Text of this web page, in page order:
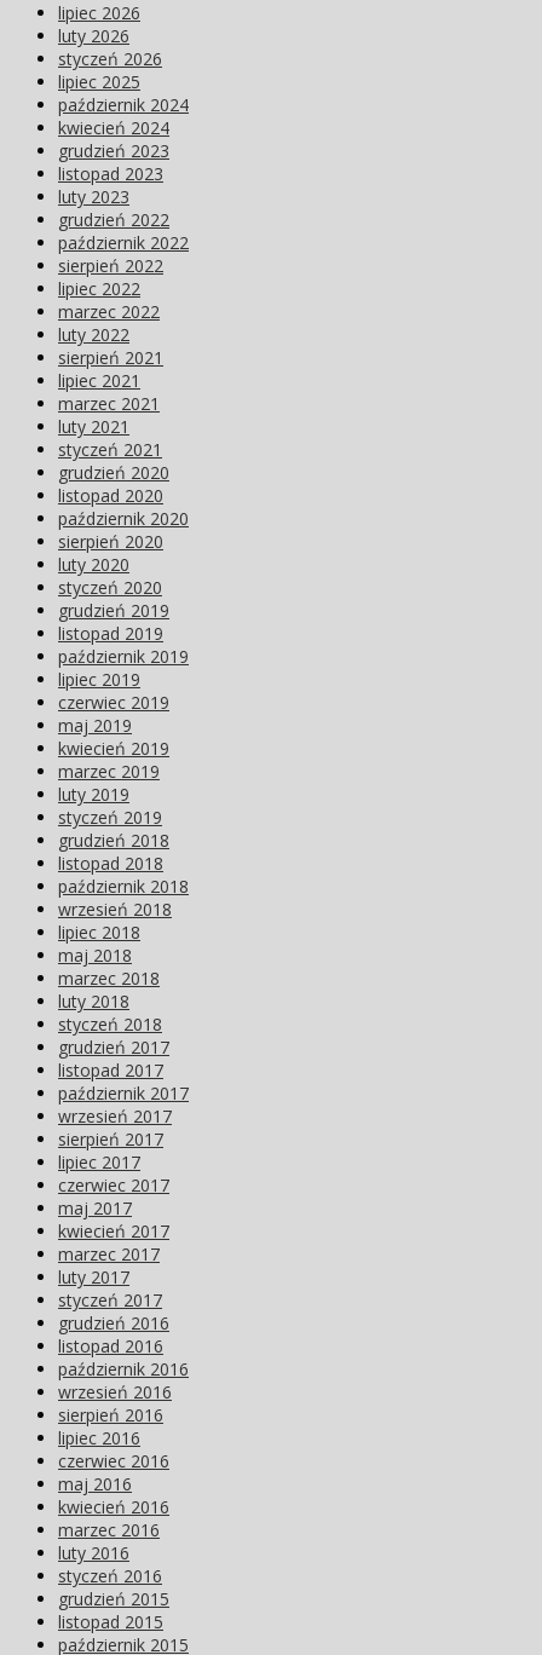
lipiec 2026
luty 2026
styczeń 2026
lipiec 2025
październik 2024
kwiecień 2024
grudzień 2023
listopad 2023
luty 2023
grudzień 2022
październik 2022
sierpień 2022
lipiec 2022
marzec 2022
luty 2022
sierpień 2021
lipiec 2021
marzec 2021
luty 2021
styczeń 2021
grudzień 2020
listopad 2020
październik 2020
sierpień 2020
luty 2020
styczeń 2020
grudzień 2019
listopad 2019
październik 2019
lipiec 2019
czerwiec 2019
maj 2019
kwiecień 2019
marzec 2019
luty 2019
styczeń 2019
grudzień 2018
listopad 2018
październik 2018
wrzesień 2018
lipiec 2018
maj 2018
marzec 2018
luty 2018
styczeń 2018
grudzień 2017
listopad 2017
październik 2017
wrzesień 2017
sierpień 2017
lipiec 2017
czerwiec 2017
maj 2017
kwiecień 2017
marzec 2017
luty 2017
styczeń 2017
grudzień 2016
listopad 2016
październik 2016
wrzesień 2016
sierpień 2016
lipiec 2016
czerwiec 2016
maj 2016
kwiecień 2016
marzec 2016
luty 2016
styczeń 2016
grudzień 2015
listopad 2015
październik 2015